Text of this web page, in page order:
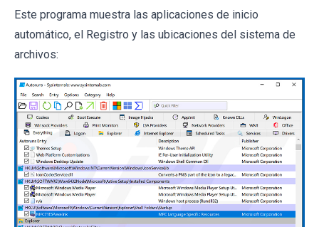
Este programa muestra las aplicaciones de inicio
automático, el Registro y las ubicaciones del sistema de
archivos: